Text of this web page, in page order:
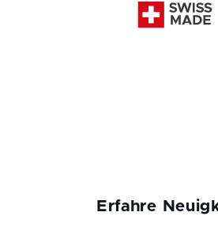
Erfahre